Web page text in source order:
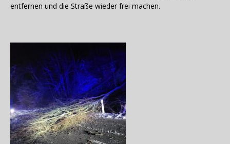
entfernen und die Straße wieder frei machen.